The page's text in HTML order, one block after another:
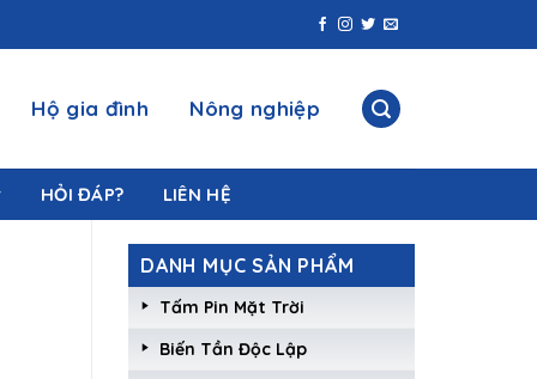
Hộ gia đình Nông nghiệp
HỎI ĐÁP? LIÊN HỆ
DANH MỤC SẢN PHẨM
Tấm Pin Mặt Trời
Biến Tần Độc Lập